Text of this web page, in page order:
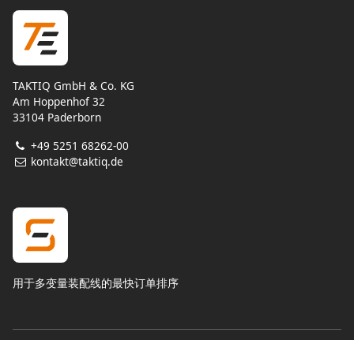
TAKTIQ GmbH & Co. KG
Am Hoppenhof 32
33104 Paderborn
+49 5251 68262-00
kontakt@taktiq.de
用于多变量装配线的最快订单排序